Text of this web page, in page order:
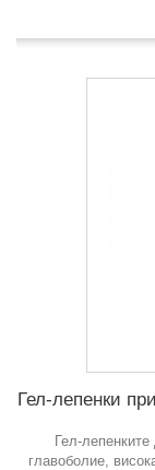
Гел-лепенки
Гел-лепенките
главоболие,